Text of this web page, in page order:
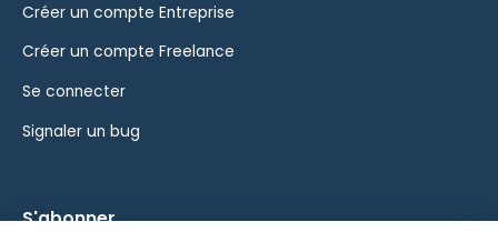
Créer un compte Entreprise
Créer un compte Freelance
Se connecter
Signaler un bug
S'abonner